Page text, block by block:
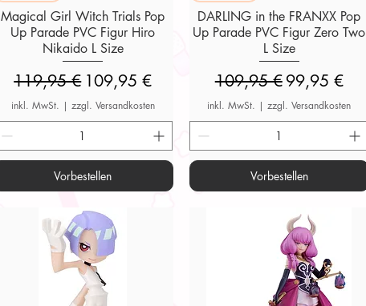
Magical Girl Witch Trials Pop
Up Parade PVC Figur Hiro
Nikaido L Size
Standardpreis
119,95 € Sale-Preis
109,95 €
inkl. MwSt. | zzgl. Versandkosten
Vorbestellen
DARLING in the FRANXX Pop
Up Parade PVC Figur Zero Two
L Size
Standardpreis
109,95 € Sale-Preis
99,95 €
inkl. MwSt. |zzgl. Versandkosten
Vorbestellen